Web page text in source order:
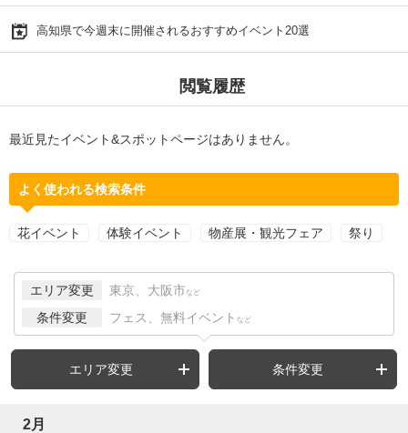
高知県で今週末に開催されるおすすめイベント20選
閲覧履歴
最近見たイベント&スポットページはありません。
よく使われる検索条件
花イベント 体験イベント 物産展・観光フェア 祭り
エリア変更 東京、大阪市 など
条件変更 フェス、無料イベント など
エリア変更 条件変更
2月